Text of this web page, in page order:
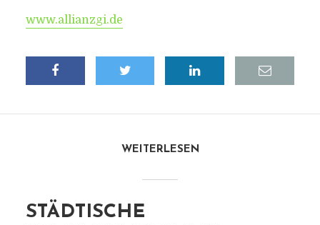
www.allianzgi.de
WEITERLESEN
STÄDTISCHE